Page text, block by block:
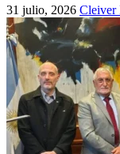
31 julio, 2026 Cleiver